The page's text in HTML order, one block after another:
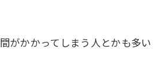
がかかってしまう人とかも多い